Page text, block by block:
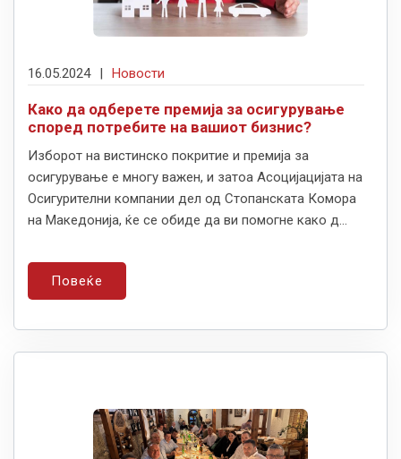
16.05.2024 | Новости
Како да одберете премија за осигурување
според потребите на вашиот бизнис?
Изборот на вистинско покритие и премија за
осигурување е многу важен, и затоа Асоцијацијата на
Осигурителни компании дел од Стопанската Комора
на Македонија, ќе се обиде да ви помогне како д...
Повеќе